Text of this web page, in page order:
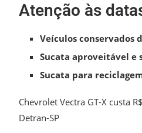
Atenção às
Veículos conservados
Sucata aproveitável e
Sucata para
Chevrolet Vectra GT-X custa
Detran-SP